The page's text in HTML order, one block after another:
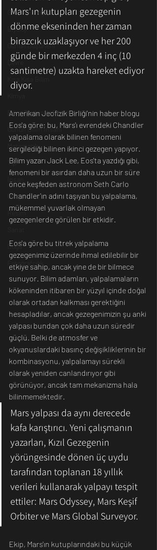
Günün Fotoğrafı
Biyoloji
Günün Düşüneni
Çevre
Bilim Tarihinde Bugün
Günün Bilim İnsanı
Matematik
Tıp
Uzay
Resim
Doğa
Fotoğrafçılık
Mars'ın kutupları gezegenin
dönme ekseninden her zaman
birazcık uzaklaşıyor ve her 200
günde bir merkezden 4 inç (10
santimetre) uzakta hareket ediyor
diyor.
Amerikan Jeofizik Birliği'nin haber blogu
Eos'a göre; bu, Mars'ı evrendeki Chandler
yalpalama olarak bilinen fenomeni
sergilediği bilinen ikinci gezegen yapıyor.
Bilim yazarı Jack Lee, Eos'ta yazdığı gibi,
fenomeni bir asırdan daha uzun bir süre
önce keşfeden astronom Seth Carlo
Chandler'ın adını taşıyan bu yalpalama,
mükemmel yuvarlak olmayan
gezegenlerde görülen bir etkidir.
Eos'a göre bu titrek yalpalama
gezegenimiz üzerinde ihmal edilebilir bir
etkiye sahip, ancak yine de bir bilmece
sunuyor. Bilim adamları, yalpalamaların
kökeninden itibaren bir yüzyıl içinde doğal
olarak ortadan kalkması gerektiğini
hesapladılar, ancak gezegenimizin şu anki
yalpası bundan çok daha uzun süredir
güçlü. Belki de atmosfer ve
okyanuslardaki basınç değişikliklerinin bir
kombinasyonu, yalpalamayı sürekli
olarak yeniden canlandırıyor gibi
görünüyor, ancak tam mekanizma hala
bilinmemektedir.
Mars yalpası da aynı derecede
kafa karıştırıcı. Yeni çalışmanın
yazarları, Kızıl Gezegenin
yörüngesinde dönen üç uydu
tarafından toplanan 18 yıllık
verileri kullanarak yalpayı tespit
ettiler: Mars Odyssey, Mars Keşif
Orbiter ve Mars Global Surveyor.
Ekip, Mars'ın kutuplarındaki bu küçük